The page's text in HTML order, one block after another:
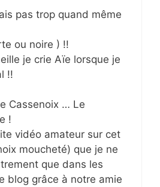
pas trop quand même
ou noire ) !!
je crie Aïe lorsque je
!!
Cassenoix … Le
!
vidéo amateur sur cet
moucheté) que je ne
que dans les
blog grâce à notre amie